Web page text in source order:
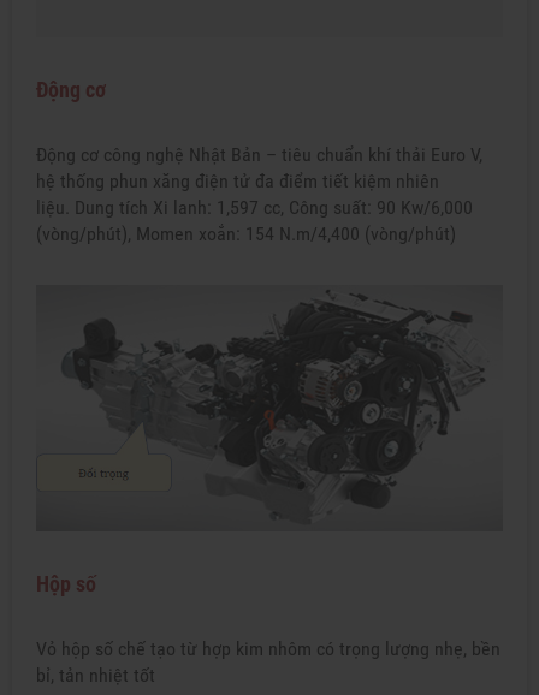
Động cơ
Động cơ công nghệ Nhật Bản – tiêu chuẩn khí thải Euro V,
hệ thống phun xăng điện tử đa điểm tiết kiệm nhiên
liệu. Dung tích Xi lanh: 1,597 cc, Công suất: 90 Kw/6,000
(vòng/phút), Momen xoắn: 154 N.m/4,400 (vòng/phút)
Hộp số
Vỏ hộp số chế tạo từ hợp kim nhôm có trọng lượng nhẹ, bền
bỉ, tản nhiệt tốt